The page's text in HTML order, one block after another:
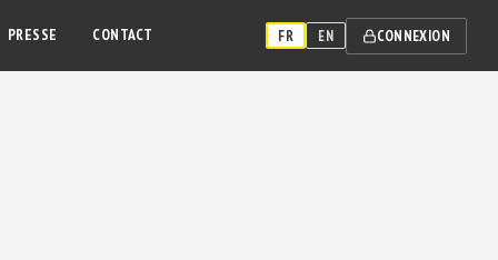
PRESSE CONTACT FR EN CONNEXION